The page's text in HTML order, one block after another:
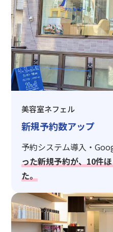
美容室ネフェル
新規予約数アップ
予約システム導入・
った新規予約が、10件
た。